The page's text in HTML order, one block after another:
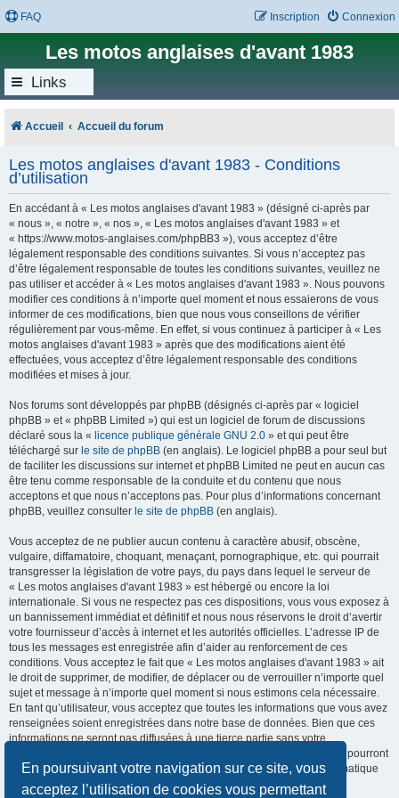
En poursuivant votre navigation sur ce site, vous
acceptez l’utilisation de cookies vous permettant
FAQ Connexion
Inscription
Les motos anglaises d'avant 1983
Links
Accueil Accueil du forum
Les motos anglaises d'avant 1983 - Conditions
d’utilisation
En accédant à « Les motos anglaises d'avant 1983 » (désigné ci-après par
« nous », « notre », « nos », « Les motos anglaises d'avant 1983 » et
« https://www.motos-anglaises.com/phpBB3 »), vous acceptez d’être
légalement responsable des conditions suivantes. Si vous n’acceptez pas
d’être légalement responsable de toutes les conditions suivantes, veuillez ne
pas utiliser et accéder à « Les motos anglaises d'avant 1983 ». Nous pouvons
modifier ces conditions à n’importe quel moment et nous essaierons de vous
informer de ces modifications, bien que nous vous conseillons de vérifier
régulièrement par vous-même. En effet, si vous continuez à participer à « Les
motos anglaises d'avant 1983 » après que des modifications aient été
effectuées, vous acceptez d’être légalement responsable des conditions
modifiées et mises à jour.
Nos forums sont développés par phpBB (désignés ci-après par « logiciel
phpBB » et « phpBB Limited ») qui est un logiciel de forum de discussions
déclaré sous la « licence publique générale GNU 2.0 » et qui peut être
téléchargé sur le site de phpBB (en anglais). Le logiciel phpBB a pour seul but
de faciliter les discussions sur internet et phpBB Limited ne peut en aucun cas
être tenu comme responsable de la conduite et du contenu que nous
acceptons et que nous n’acceptons pas. Pour plus d’informations concernant
phpBB, veuillez consulter le site de phpBB (en anglais).
Vous acceptez de ne publier aucun contenu à caractère abusif, obscène,
vulgaire, diffamatoire, choquant, menaçant, pornographique, etc. qui pourrait
transgresser la législation de votre pays, du pays dans lequel le serveur de
« Les motos anglaises d'avant 1983 » est hébergé ou encore la loi
internationale. Si vous ne respectez pas ces dispositions, vous vous exposez à
un bannissement immédiat et définitif et nous nous réservons le droit d’avertir
votre fournisseur d’accès à internet et les autorités officielles. L’adresse IP de
tous les messages est enregistrée afin d’aider au renforcement de ces
conditions. Vous acceptez le fait que « Les motos anglaises d'avant 1983 » ait
le droit de supprimer, de modifier, de déplacer ou de verrouiller n’importe quel
sujet et message à n’importe quel moment si nous estimons cela nécessaire.
En tant qu’utilisateur, vous acceptez que toutes les informations que vous avez
renseignées soient enregistrées dans notre base de données. Bien que ces
informations ne seront pas diffusées à une tierce partie sans votre
consentement, ni « Les motos anglaises d'avant 1983 », ni phpBB, ne pourront
être tenus comme responsables en cas de tentative de piratage informatique
visant à compromettre vos données.